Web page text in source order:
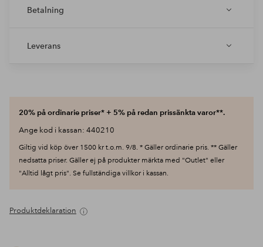
Betalning
Leverans
20% på ordinarie priser* + 5% på redan prissänkta varor**.
Ange kod i kassan: 440210
Giltig vid köp över 1500 kr t.o.m. 9/8. * Gäller ordinarie pris. ** Gäller
nedsatta priser. Gäller ej på produkter märkta med "Outlet" eller
"Alltid lågt pris". Se fullständiga villkor i kassan.
Produktdeklaration